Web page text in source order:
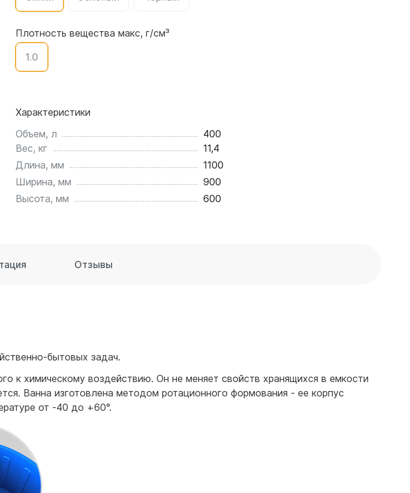
ЦКТ для ферментации
Плотность вещества макс, г/см³
1.0
Характеристики
Объем, л
400
Вес, кг
11,4
Длина, мм
1100
Ширина, мм
900
Высота, мм
600
Отзывы
бытовых задач.
к химическому воздействию. Он не меняет свойств хранящихся в емкости
Ванна изготовлена методом ротационного формования - ее корпус
от -40 до +60°.